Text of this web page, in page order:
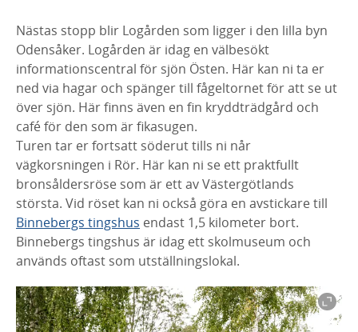
Nästas stopp blir Logården som ligger i den lilla byn
Odensåker. Logården är idag en välbesökt
informationscentral för sjön Östen. Här kan ni ta er
ned via hagar och spänger till fågeltornet för att se ut
över sjön. Här finns även en fin kryddträdgård och
café för den som är fikasugen.
Turen tar er fortsatt söderut tills ni når
vägkorsningen i Rör. Här kan ni se ett praktfullt
bronsåldersröse som är ett av Västergötlands
största. Vid röset kan ni också göra en avstickare till
Binnebergs tingshus endast 1,5 kilometer bort.
Binnebergs tingshus är idag ett skolmuseum och
används oftast som utställningslokal.